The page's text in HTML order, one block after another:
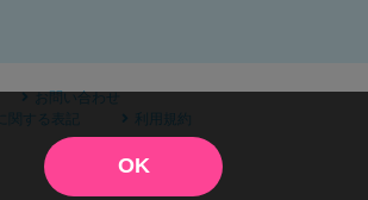
お問い合わせ
関する表記 利用規約
OK